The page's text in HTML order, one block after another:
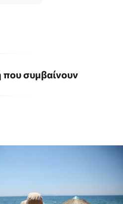
που συμβαίνουν